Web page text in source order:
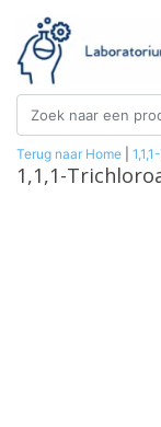
Terug naar Home
1,1,1-